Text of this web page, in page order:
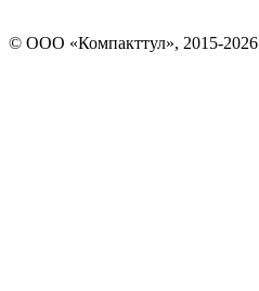
© OOO «Компакттул», 2015-2026